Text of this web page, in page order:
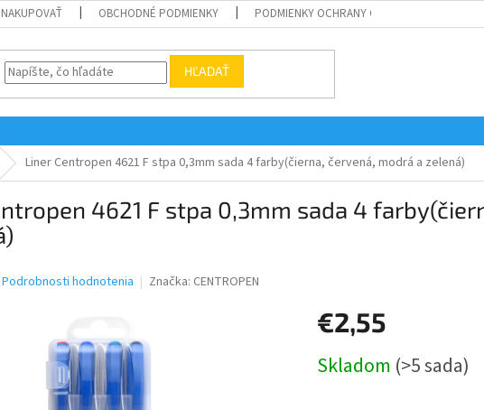
OBCHODNÉ PODMIENKY PODMIENKY OCHRANY OSOBNÝCH ÚDAJOV
HĽADAŤ
Liner Centropen 4621 F stpa 0,3mm sada 4 farby(čierna, červená, modrá a zelená)
4621 F stpa 0,3mm sada 4
Podrobnosti hodnotenia Značka: CENTROPEN
€2,55
cena:
Skladom (>5 sada)